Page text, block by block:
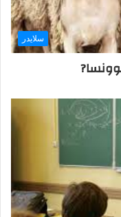
سلايدر